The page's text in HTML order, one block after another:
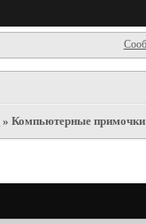
»Компьютерные примочки